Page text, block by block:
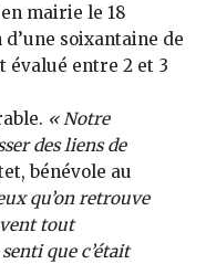
mairie le 18
soixantaine de
évalué entre 2 et 3
« Notre
des liens de
bénévole au
qu’on retrouve
tout
que c’était